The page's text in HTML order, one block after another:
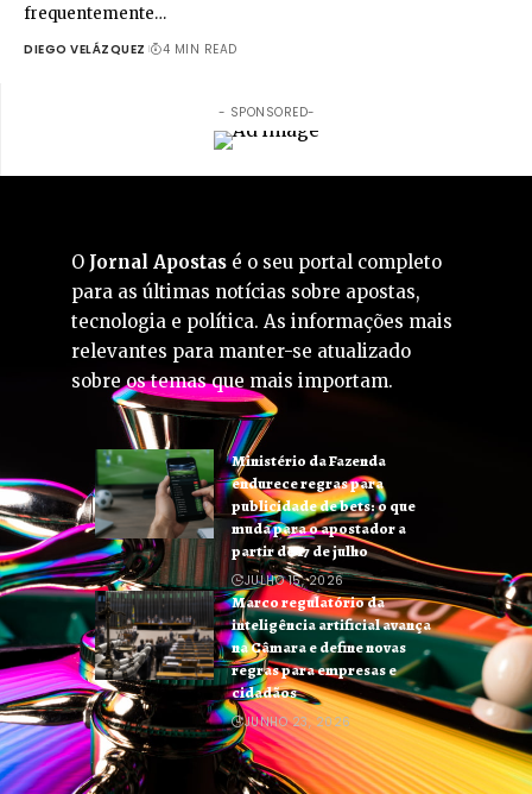
frequentemente…
DIEGO VELÁZQUEZ 4 MIN READ
- SPONSORED-
O Jornal Apostas é o seu portal completo
para as últimas notícias sobre apostas,
tecnologia e política. As informações mais
relevantes para manter-se atualizado
sobre os temas que mais importam.
Ministério da Fazenda
endurece regras para
publicidade de bets: o que
muda para o apostador a
partir de 17 de julho
JULHO 15, 2026
Marco regulatório da
inteligência artificial avança
na Câmara e define novas
regras para empresas e
cidadãos
JUNHO 23, 2026